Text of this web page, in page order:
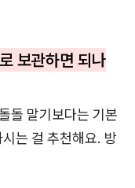
보관하면 되나
돌 말기보다는 기본
는 걸 추천해요. 방